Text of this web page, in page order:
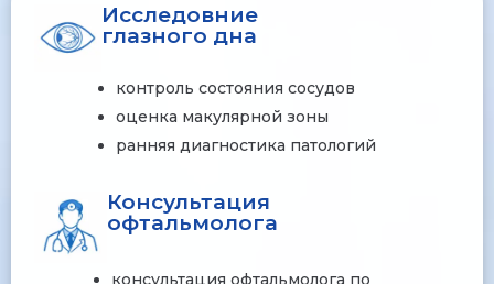
Исследовние
глазного дна
контроль состояния сосудов
оценка макулярной зоны
ранняя диагностика патологий
Консультация
офтальмолога